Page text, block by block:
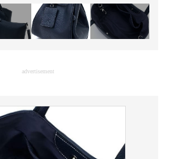
advertisement